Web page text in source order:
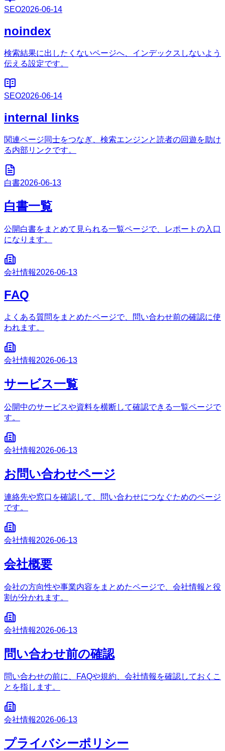
SEO2026-06-14
noindex
検索結果に出したくないページへ、インデックスしないよう
伝える設定です。
SEO2026-06-14
internal links
関連ページ同士をつなぎ、検索エンジンと読者の回遊を助け
る内部リンクです。
白書2026-06-13
白書一覧
公開白書をまとめて見られる一覧ページで、レポートの入口
になります。
会社情報2026-06-13
FAQ
よくある質問をまとめたページで、問い合わせ前の確認に使
われます。
会社情報2026-06-13
サービス一覧
公開中のサービスや資料を横断して確認できる一覧ページで
す。
会社情報2026-06-13
お問い合わせページ
連絡先や窓口を確認して、問い合わせにつなぐためのページ
です。
会社情報2026-06-13
会社概要
会社の方向性や事業内容をまとめたページで、会社情報と役
割が分かれます。
会社情報2026-06-13
問い合わせ前の確認
問い合わせの前に、FAQや規約、会社情報を確認しておくこ
とを指します。
会社情報2026-06-13
プライバシーポリシー